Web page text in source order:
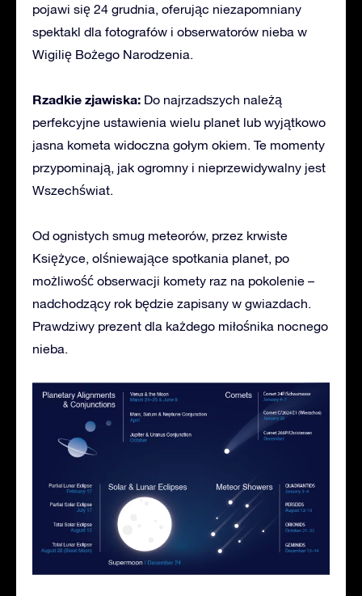
pojawi się 24 grudnia, oferując niezapomniany
spektakl dla fotografów i obserwatorów nieba w
Wigilię Bożego Narodzenia.
Rzadkie zjawiska: Do najrzadszych należą
perfekcyjne ustawienia wielu planet lub wyjątkowo
jasna kometa widoczna gołym okiem. Te momenty
przypominają, jak ogromny i nieprzewidywalny jest
Wszechświat.
Od ognistych smug meteorów, przez krwiste
Księżyce, olśniewające spotkania planet, po
możliwość obserwacji komety raz na pokolenie –
nadchodzący rok będzie zapisany w gwiazdach.
Prawdziwy prezent dla każdego miłośnika nocnego
nieba.